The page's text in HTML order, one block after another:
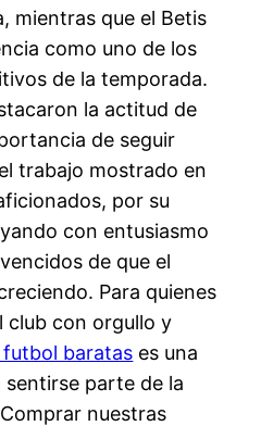
mientras que el Betis
como uno de los
de la temporada.
la actitud de
de seguir
trabajo mostrado en
por su
con entusiasmo
de que el
Para quienes
club con orgullo y
futbol baratas es una
parte de la
nuestras